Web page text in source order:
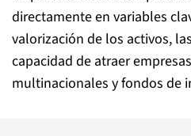
directamente en variables
valorización de los activos,
capacidad de atraer
multinacionales y fondos de